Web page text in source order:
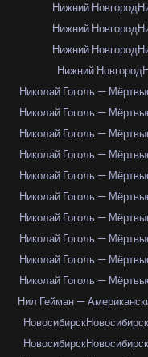
Нижний Новгород
Нижний Новгород
Нижний Новгород
Нижний Новгород
Николай Гоголь —
Николай Гоголь —
Николай Гоголь —
Николай Гоголь —
Николай Гоголь —
Николай Гоголь —
Николай Гоголь —
Николай Гоголь —
Николай Гоголь —
Николай Гоголь —
Нил Гейман —
НовосибирскНовосибирск
НовосибирскНовосибирск